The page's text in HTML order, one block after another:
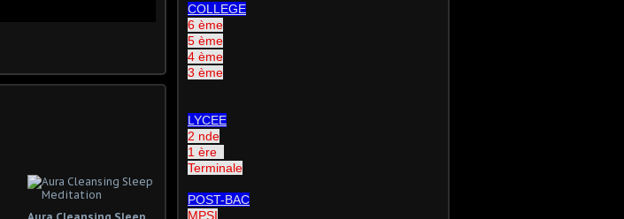
COLLEGE
6 ème
5 ème
4 ème
3 ème
LYCEE
2 nde
1 ère
Terminale
POST-BAC
MPSI